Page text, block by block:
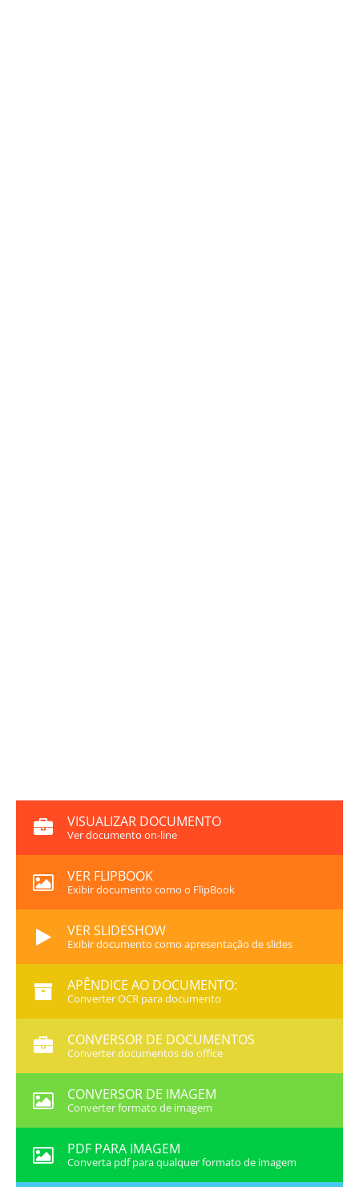
VISUALIZAR DOCUMENTO
Ver documento on-line
VER FLIPBOOK
Exibir documento como o FlipBook
VER SLIDESHOW
Exibir documento como apresentação de slides
APÊNDICE AO DOCUMENTO:
Converter OCR para documento
CONVERSOR DE DOCUMENTOS
Converter documentos do office
CONVERSOR DE IMAGEM
Converter formato de imagem
PDF PARA IMAGEM
Converta pdf para qualquer formato de imagem